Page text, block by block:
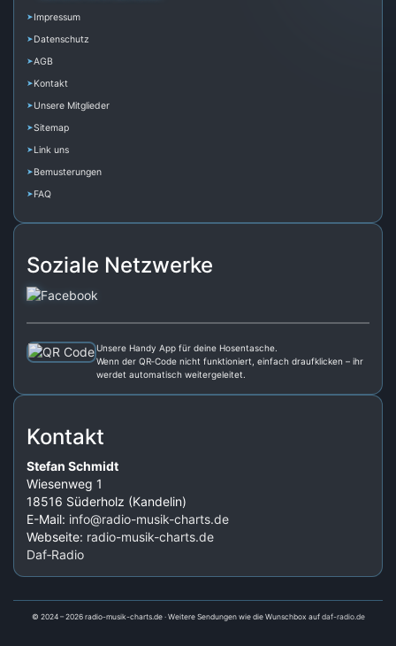
Impressum
Datenschutz
AGB
Kontakt
Unsere Mitglieder
Sitemap
Link uns
Bemusterungen
FAQ
Soziale Netzwerke
Unsere Handy App für deine Hosentasche.
Wenn der QR‑Code nicht funktioniert, einfach draufklicken – ihr
werdet automatisch weitergeleitet.
Kontakt
Stefan Schmidt
Wiesenweg 1
18516 Süderholz (Kandelin)
E-Mail: info@radio-musik-charts.de
Webseite: radio-musik-charts.de
Daf‑Radio
© 2024 – 2026 radio-musik-charts.de · Weitere Sendungen wie die Wunschbox auf daf-radio.de